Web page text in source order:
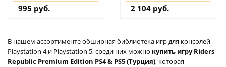
995 руб.
2 104 руб.
В нашем ассортименте обширная библиотека игр для консолей
Playstation 4 и Playstation 5, среди них можно купить игру Riders
Republic Premium Edition PS4 & PS5 (Турция), которая